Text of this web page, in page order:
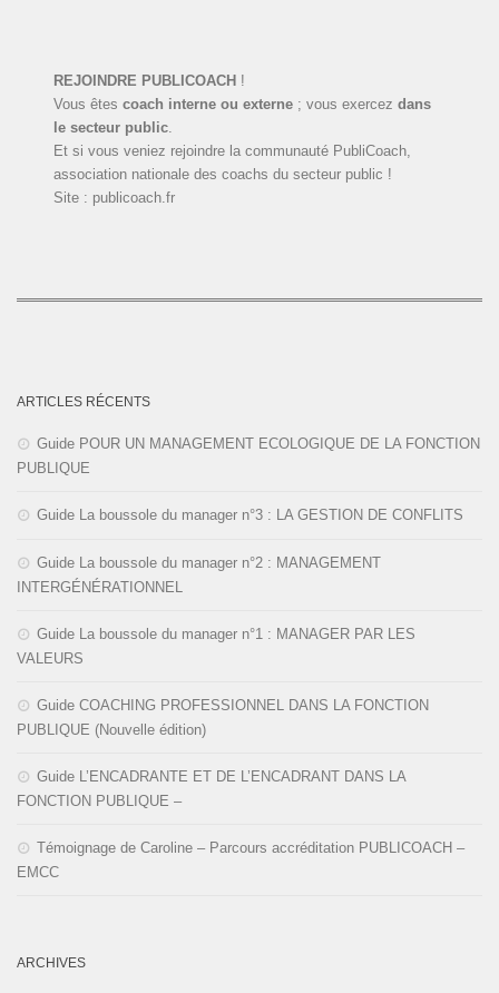
REJOINDRE PUBLICOACH !
Vous êtescoach interne ou externe ; vous exercezdans
le secteur public
Et si vous veniez rejoindre la communauté PubliCoach,
association nationale des coachs du secteur public !
Site : publicoach.fr
ARTICLES RÉCENTS
Guide POUR UN MANAGEMENT ECOLOGIQUE DE LA FONCTION
PUBLIQUE
Guide La boussole du manager n°3 : LA GESTION DE CONFLITS
Guide La boussole du manager n°2 : MANAGEMENT
INTERGÉNÉRATIONNEL
Guide La boussole du manager n°1 : MANAGER PAR LES
VALEURS
Guide COACHING PROFESSIONNEL DANS LA FONCTION
PUBLIQUE (Nouvelle édition)
Guide L’ENCADRANTE ET DE L’ENCADRANT DANS LA
FONCTION PUBLIQUE –
Témoignage de Caroline – Parcours accréditation PUBLICOACH –
EMCC
ARCHIVES